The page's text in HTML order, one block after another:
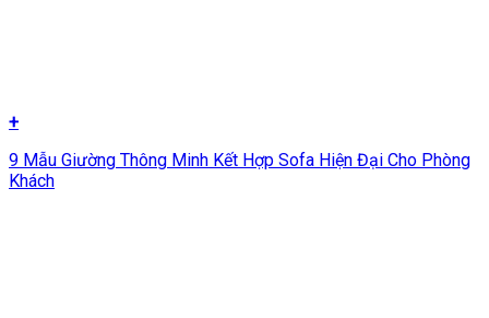
+
9 Mẫu Giường Thông Minh Kết Hợp Sofa Hiện Đại Cho Phòng
Khách